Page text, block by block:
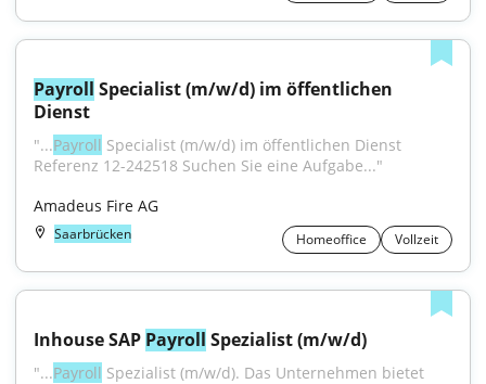
Payroll Specialist (m/w/d) im öffentlichen
Dienst
"...Payroll Specialist (m/w/d) im öffentlichen Dienst
Referenz 12-242518 Suchen Sie eine Aufgabe..."
Amadeus Fire AG
Saarbrücken Homeoffice Vollzeit
Inhouse SAP Payroll Spezialist (m/w/d)
"...Payroll Spezialist (m/w/d). Das Unternehmen bietet